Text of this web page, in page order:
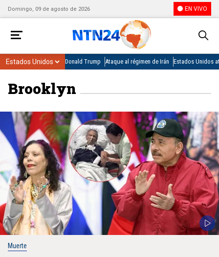
Domingo, 09 de agosto de 2026 EN VIVO
Donald Trump Ataque al régimen de Irán Estados Unidos
Brooklyn
Muerte